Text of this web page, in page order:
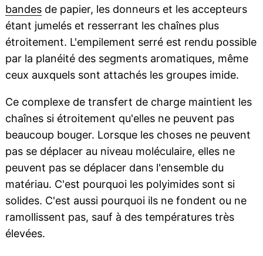
bandesde papier, les donneurs et les accepteurs
étant jumelés et resserrant les chaînes plus
étroitement. L'empilement serré est rendu possible
par la planéité des segments aromatiques, même
ceux auxquels sont attachés les groupes imide.
Ce complexe de transfert de charge maintient les
chaînes si étroitement qu'elles ne peuvent pas
beaucoup bouger. Lorsque les choses ne peuvent
pas se déplacer au niveau moléculaire, elles ne
peuvent pas se déplacer dans l'ensemble du
matériau. C'est pourquoi les polyimides sont si
solides. C'est aussi pourquoi ils ne fondent ou ne
ramollissent pas, sauf à des températures très
élevées.